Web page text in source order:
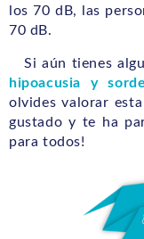
los 70 dB, las
70 dB.
Si aún tienes
hipoacusia y
olvides valorar
gustado y te ha
para todos!